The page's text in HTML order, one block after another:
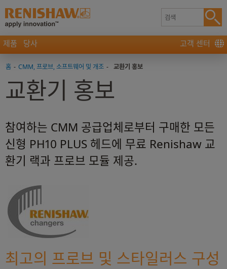
제품 당사 고객 센터
홈 - CMM, 프로브, 소프트웨어 및 개조 - 교환기 홍보
교환기 홍보
참여하는 CMM 공급업체로부터 구매한 모든
신형 PH10 PLUS 헤드에 무료 Renishaw 교
환기 랙과 프로브 모듈 제공.
최고의 프로브 및 스타일러스 구성